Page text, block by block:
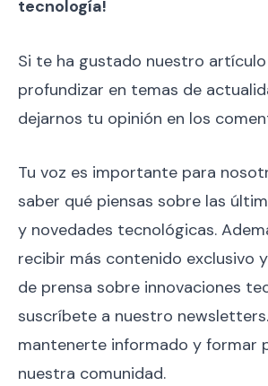
tecnología!
Si te ha gustado nuestro
profundizar en temas de
dejarnos tu opinión en los
Tu voz es importante para
saber qué piensas sobre las
y novedades tecnológicas.
recibir más contenido exclusivo
de prensa sobre innovaciones
suscríbete a nuestro
mantenerte informado y formar
nuestra comunidad.